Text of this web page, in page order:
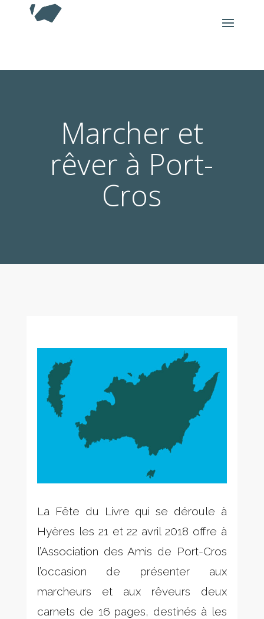
Marcher et
rêver à Port-
Cros
La Fête du Livre qui se déroule à
Hyères les 21 et 22 avril 2018 offre à
l’Association des Amis de Port-Cros
l’occasion de présenter aux
marcheurs et aux rêveurs deux
carnets de 16 pages, destinés à les